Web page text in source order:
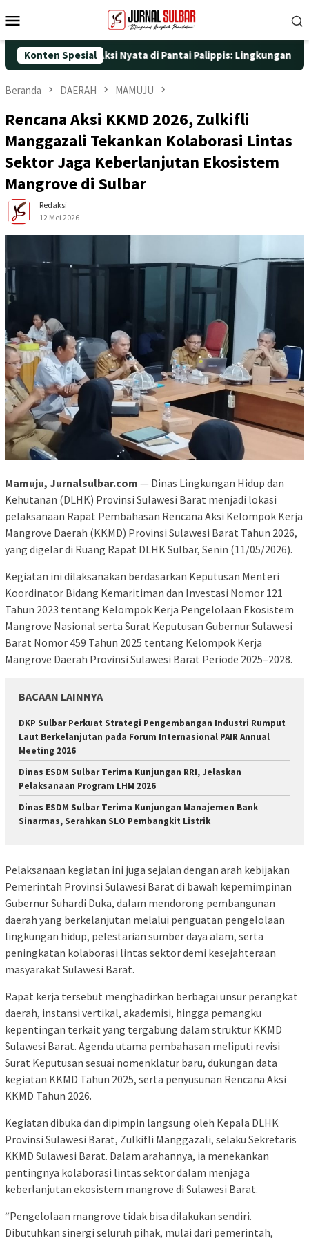
ke
Mobile
Konten Spesial
dengan Aksi Nyata di Pantai Palippis: Lingkungan dan
Beranda DAERAH MAMUJU
Rencana Aksi KKMD 2026, Zulkifli
Manggazali Tekankan Kolaborasi Lintas
Sektor Jaga Keberlanjutan Ekosistem
Mangrove di Sulbar
Redaksi
12 Mei 2026
Mamuju, Jurnalsulbar.com — Dinas Lingkungan Hidup dan
Kehutanan (DLHK) Provinsi Sulawesi Barat menjadi lokasi
pelaksanaan Rapat Pembahasan Rencana Aksi Kelompok Kerja
Mangrove Daerah (KKMD) Provinsi Sulawesi Barat Tahun 2026,
yang digelar di Ruang Rapat DLHK Sulbar, Senin (11/05/2026).
Kegiatan ini dilaksanakan berdasarkan Keputusan Menteri
Koordinator Bidang Kemaritiman dan Investasi Nomor 121
Tahun 2023 tentang Kelompok Kerja Pengelolaan Ekosistem
Mangrove Nasional serta Surat Keputusan Gubernur Sulawesi
Barat Nomor 459 Tahun 2025 tentang Kelompok Kerja
Mangrove Daerah Provinsi Sulawesi Barat Periode 2025–2028.
BACAAN LAINNYA
DKP Sulbar Perkuat Strategi Pengembangan Industri Rumput
Laut Berkelanjutan pada Forum Internasional PAIR Annual
Meeting 2026
Dinas ESDM Sulbar Terima Kunjungan RRI, Jelaskan
Pelaksanaan Program LHM 2026
Dinas ESDM Sulbar Terima Kunjungan Manajemen Bank
Sinarmas, Serahkan SLO Pembangkit Listrik
Pelaksanaan kegiatan ini juga sejalan dengan arah kebijakan
Pemerintah Provinsi Sulawesi Barat di bawah kepemimpinan
Gubernur Suhardi Duka, dalam mendorong pembangunan
daerah yang berkelanjutan melalui penguatan pengelolaan
lingkungan hidup, pelestarian sumber daya alam, serta
peningkatan kolaborasi lintas sektor demi kesejahteraan
masyarakat Sulawesi Barat.
Rapat kerja tersebut menghadirkan berbagai unsur perangkat
daerah, instansi vertikal, akademisi, hingga pemangku
kepentingan terkait yang tergabung dalam struktur KKMD
Sulawesi Barat. Agenda utama pembahasan meliputi revisi
Surat Keputusan sesuai nomenklatur baru, dukungan data
kegiatan KKMD Tahun 2025, serta penyusunan Rencana Aksi
KKMD Tahun 2026.
Kegiatan dibuka dan dipimpin langsung oleh Kepala DLHK
Provinsi Sulawesi Barat, Zulkifli Manggazali, selaku Sekretaris
KKMD Sulawesi Barat. Dalam arahannya, ia menekankan
pentingnya kolaborasi lintas sektor dalam menjaga
keberlanjutan ekosistem mangrove di Sulawesi Barat.
“Pengelolaan mangrove tidak bisa dilakukan sendiri.
Dibutuhkan sinergi seluruh pihak, mulai dari pemerintah,